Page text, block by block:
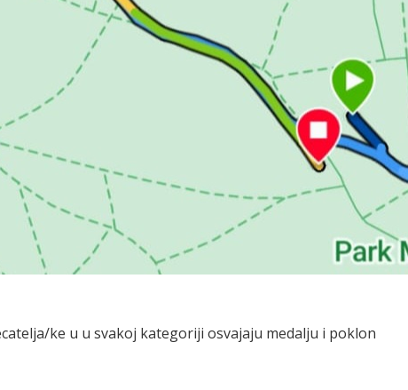
ke u u svakoj kategoriji osvajaju medalju i poklon